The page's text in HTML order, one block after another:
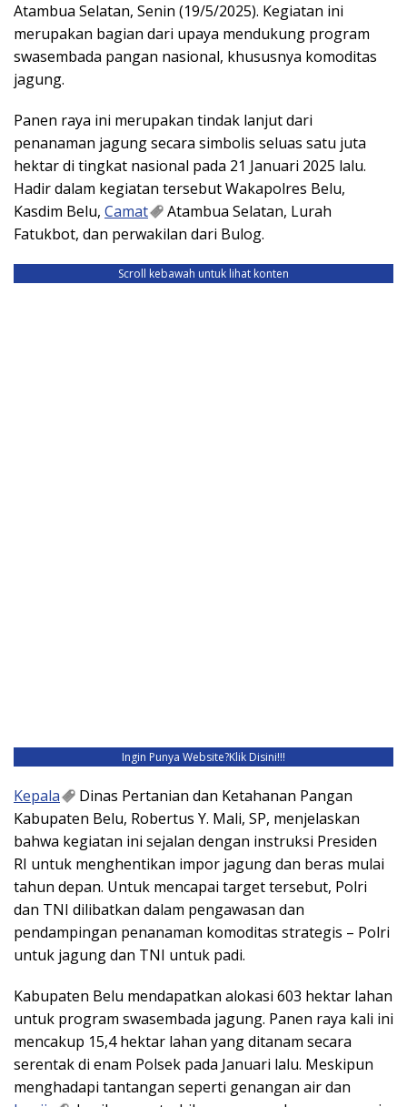
Atambua Selatan, Senin (19/5/2025). Kegiatan ini
merupakan bagian dari upaya mendukung program
swasembada pangan nasional, khususnya komoditas
jagung.
Panen raya ini merupakan tindak lanjut dari
penanaman jagung secara simbolis seluas satu juta
hektar di tingkat nasional pada 21 Januari 2025 lalu.
Hadir dalam kegiatan tersebut Wakapolres Belu,
Kasdim Belu, Camat
Atambua Selatan, Lurah
Fatukbot, dan perwakilan dari Bulog.
Scroll kebawah untuk lihat konten
Ingin Punya Website?Klik Disini!!!
Kepala
Dinas Pertanian dan Ketahanan Pangan
Kabupaten Belu, Robertus Y. Mali, SP, menjelaskan
bahwa kegiatan ini sejalan dengan instruksi Presiden
RI untuk menghentikan impor jagung dan beras mulai
tahun depan. Untuk mencapai target tersebut, Polri
dan TNI dilibatkan dalam pengawasan dan
pendampingan penanaman komoditas strategis – Polri
untuk jagung dan TNI untuk padi.
Kabupaten Belu mendapatkan alokasi 603 hektar lahan
untuk program swasembada jagung. Panen raya kali ini
mencakup 15,4 hektar lahan yang ditanam secara
serentak di enam Polsek pada Januari lalu. Meskipun
menghadapi tantangan seperti genangan air dan